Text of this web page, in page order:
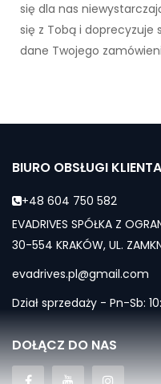
się dla nas
się z Tobą i doprecyzuje
dane Twojego
BIURO OBSŁUGI KLIENTA
+48 604 750 582
EVADRIVES SPÓŁKA Z
30-554 KRAKÓW, UL.
evadrives.pl@gmail.com
Dział sprzedaży - Pn-Sb:
DOŁĄCZ DO NAS